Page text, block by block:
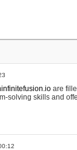
are
solving skills and